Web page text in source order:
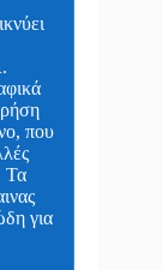
που
Τα
για